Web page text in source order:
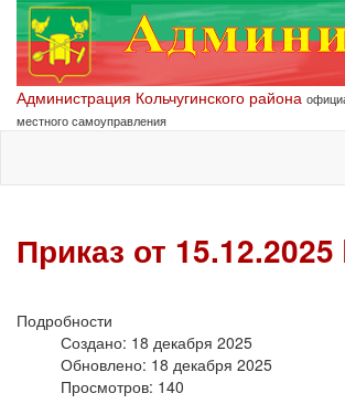
Администрация Кольчугинского района
местного самоуправления
Приказ от
Подробности
Создано: 18 декабря 2025
Обновлено: 18 декабря 2025
Просмотров: 140